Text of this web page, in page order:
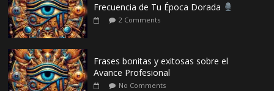
Frecuencia de Tu Época Dorada
2 Comments
Frases bonitas y exitosas sobre el
Avance Profesional
No Comments